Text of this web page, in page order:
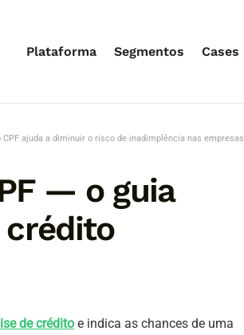
Plataforma Segmentos Cases
ajuda a diminuir o risco de inadimplência nas empresas
— o guia
crédito
de crédito e indica as chances de uma